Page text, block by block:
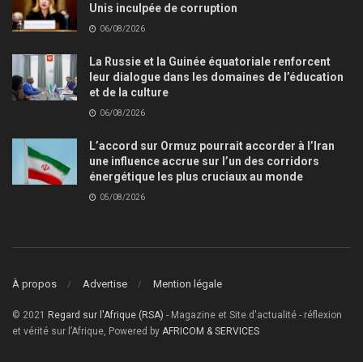
Unis inculpée de corruption
06/08/2026
La Russie et la Guinée équatoriale renforcent
leur dialogue dans les domaines de l’éducation
et de la culture
06/08/2026
L’accord sur Ormuz pourrait accorder à l’Iran
une influence accrue sur l’un des corridors
énergétique les plus cruciaux au monde
05/08/2026
À propos Advertise Mention légale
© 2021 Regard sur l'Afrique (RSA) - Magazine et Site d'actualité - réflexion
et vérité sur l’Afrique, Powered by AFRICOM & SERVICES